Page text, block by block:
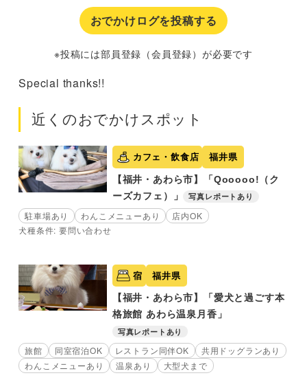
おでかけログを投稿する
※投稿には部員登録（会員登録）が必要です
Special thanks!!
近くのおでかけスポット
カフェ・飲食店 福井県
【福井・あわら市】「Qooooo!（ク
ーズカフェ）」
写真レポートあり
駐車場あり わんこメニューあり
店内OK
犬種条件: 要問い合わせ
宿 福井県
【福井・あわら市】「愛犬と過ごす本
格旅館 あわら温泉月香」
写真レポートあり
旅館 同室宿泊OK レストラン同伴OK
共用ドッグランあり
わんこメニューあり
温泉あり 大型犬まで